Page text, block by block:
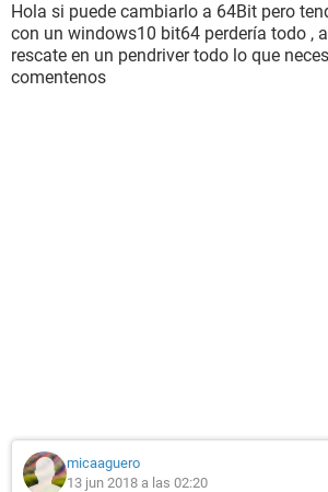
Hola si puede cambiarlo a 64Bit pero
con un windows10 bit64 perdería todo ,
rescate en un pendriver todo lo que
comentenos
micaaguero
13 jun 2018 a las 02:20